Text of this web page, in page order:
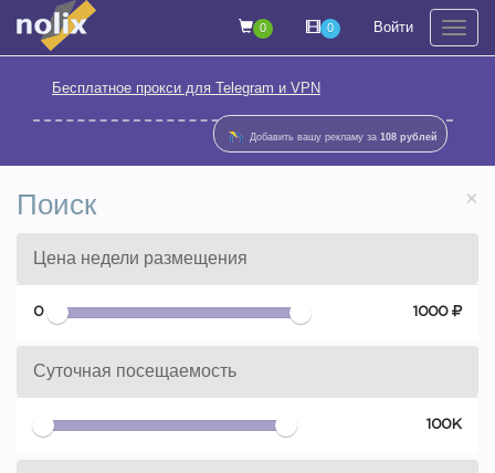
0 0 Войти
Бесплатное прокси для Telegram и VPN
Добавить вашу рекламу за108 рублей
×
Поиск
Цена недели размещения
0 1000
Суточная посещаемость
100К